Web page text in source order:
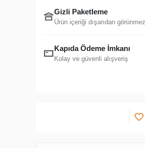
Gizli Paketleme
Ürün içeriği dışarıdan
Kapıda Ödeme İmkanı
Kolay ve güvenli alışveriş